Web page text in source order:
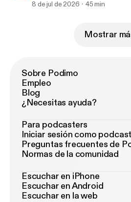
la calle” .'Podcast ‘Al
8 de jul de 2026 45 min
Mostrar
Sobre Podimo
Empleo
Blog
¿Necesitas ayuda?
Para podcasters
Iniciar sesión como
Preguntas frecuentes de
Normas de la comunidad
Escuchar en iPhone
Escuchar en Android
Escuchar en la web